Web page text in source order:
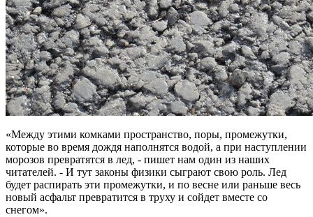
«Между этими комками пространство, поры, промежутки,
которые во время дождя наполнятся водой, а при наступлении
морозов превратятся в лед, - пишет нам один из наших
читателей. - И тут законы физики сыграют свою роль. Лед
будет распирать эти промежутки, и по весне или раньше весь
новый асфальт превратится в труху и сойдет вместе со
снегом».